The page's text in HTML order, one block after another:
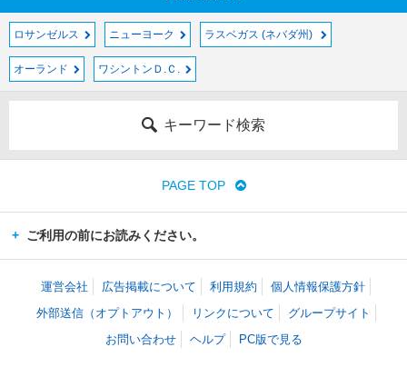
ロサンゼルス ニューヨーク ラスベガス (ネバダ州)
オーランド ワシントンＤ.Ｃ.
キーワード検索
PAGE TOP
ご利用の前にお読みください。
運営会社 広告掲載について 利用規約
個人情報保護方針
外部送信（オプトアウト）
リンクについて
グループサイト
お問い合わせ
ヘルプ PC版で見る